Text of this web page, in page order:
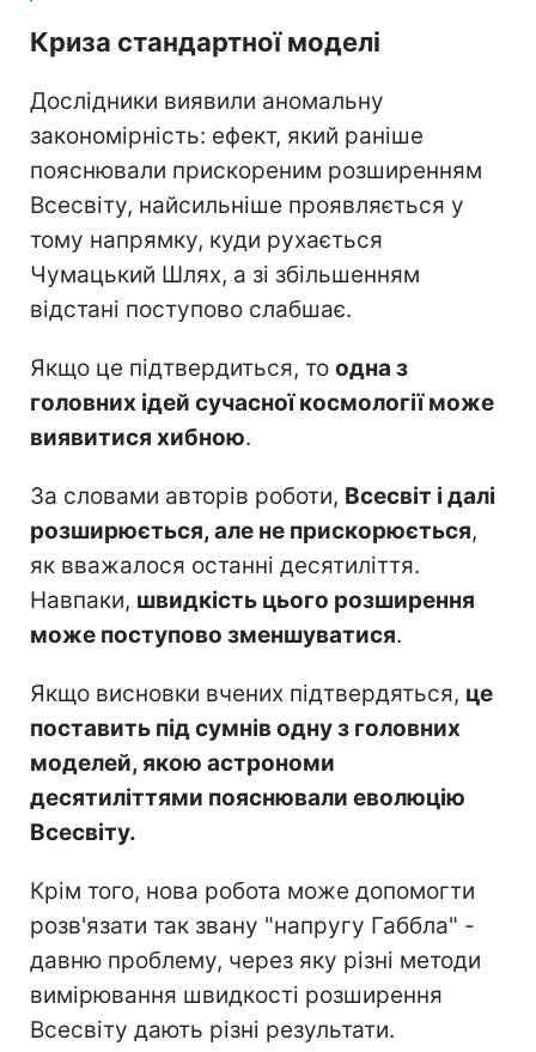
Криза стандартної моделі
Дослідники виявили аномальну
закономірність: ефект, який раніше
пояснювали прискореним розширенням
Всесвіту, найсильніше проявляється у
тому напрямку, куди рухається
Чумацький Шлях, а зі збільшенням
відстані поступово слабшає.
Якщо це підтвердиться, то одна з
головних ідей сучасної космології може
виявитися хибною.
За словами авторів роботи, Всесвіт і далі
розширюється, але не прискорюється,
як вважалося останні десятиліття.
Навпаки, швидкість цього розширення
може поступово зменшуватися.
Якщо висновки вчених підтвердяться, це
поставить під сумнів одну з головних
моделей, якою астрономи
десятиліттями пояснювали еволюцію
Всесвіту.
Крім того, нова робота може допомогти
розв'язати так звану "напругу Габбла" -
давню проблему, через яку різні методи
вимірювання швидкості розширення
Всесвіту дають різні результати.